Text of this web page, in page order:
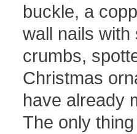
buckle, a
wall nails
crumbs,
Christmas
have already
The only